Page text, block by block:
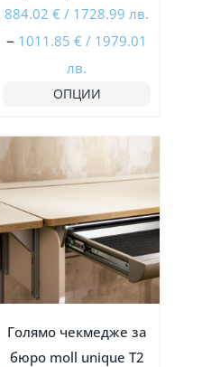
884.02€ / 1728.99лв.
– 1011.85€ / 1979.01
лв.
range:
1728.99
through
1011.85 €
1979.01
лв.
ОПЦИИ
Ограничена наличност
Голямо чекмедже за
бюро moll unique Т2